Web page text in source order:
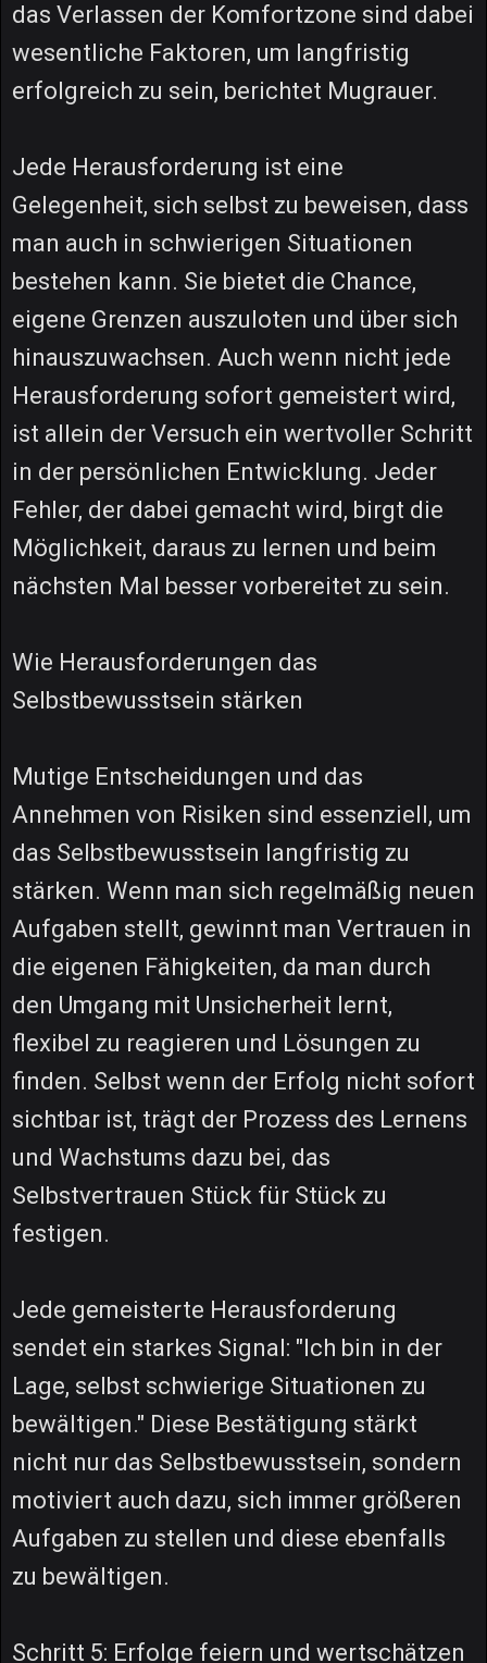
das Verlassen der Komfortzone sind dabei
wesentliche Faktoren, um langfristig
erfolgreich zu sein, berichtet Mugrauer.
Jede Herausforderung ist eine
Gelegenheit, sich selbst zu beweisen, dass
man auch in schwierigen Situationen
bestehen kann. Sie bietet die Chance,
eigene Grenzen auszuloten und über sich
hinauszuwachsen. Auch wenn nicht jede
Herausforderung sofort gemeistert wird,
ist allein der Versuch ein wertvoller Schritt
in der persönlichen Entwicklung. Jeder
Fehler, der dabei gemacht wird, birgt die
Möglichkeit, daraus zu lernen und beim
nächsten Mal besser vorbereitet zu sein.
Wie Herausforderungen das
Selbstbewusstsein stärken
Mutige Entscheidungen und das
Annehmen von Risiken sind essenziell, um
das Selbstbewusstsein langfristig zu
stärken. Wenn man sich regelmäßig neuen
Aufgaben stellt, gewinnt man Vertrauen in
die eigenen Fähigkeiten, da man durch
den Umgang mit Unsicherheit lernt,
flexibel zu reagieren und Lösungen zu
finden. Selbst wenn der Erfolg nicht sofort
sichtbar ist, trägt der Prozess des Lernens
und Wachstums dazu bei, das
Selbstvertrauen Stück für Stück zu
festigen.
Jede gemeisterte Herausforderung
sendet ein starkes Signal: "Ich bin in der
Lage, selbst schwierige Situationen zu
bewältigen." Diese Bestätigung stärkt
nicht nur das Selbstbewusstsein, sondern
motiviert auch dazu, sich immer größeren
Aufgaben zu stellen und diese ebenfalls
zu bewältigen.
Schritt 5: Erfolge feiern und wertschätzen